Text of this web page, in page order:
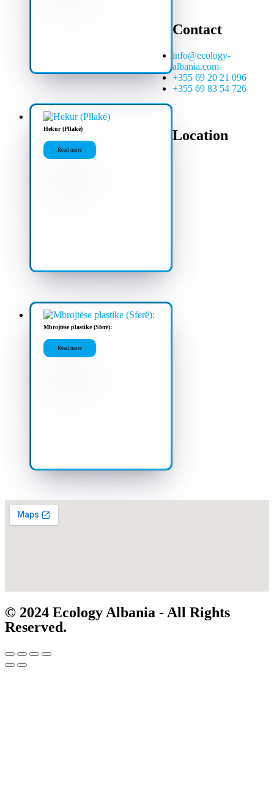
Hekur (Pllakë)
Read more
Mbrojtëse plastike (Sferë):
Read more
Contact
info@ecology-
albania.com
+355 69 20 21 096
+355 69 83 54 726
Location
© 2024 Ecology Albania - All Rights
Reserved.